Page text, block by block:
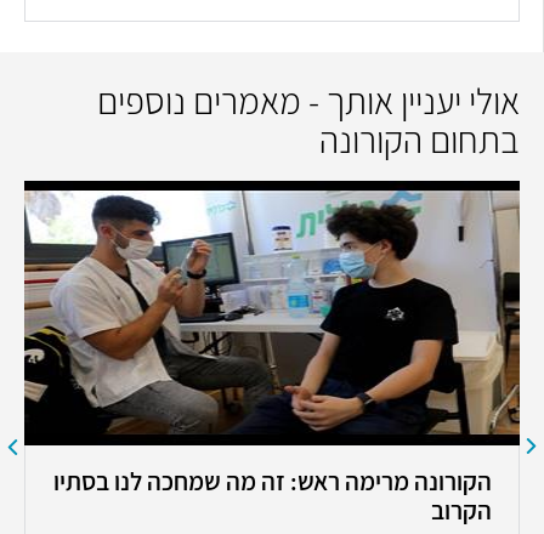
אולי יעניין אותך - מאמרים נוספים
בתחום הקורונה
הקורונה מרימה ראש: זה מה שמחכה לנו בסתיו
הקרוב